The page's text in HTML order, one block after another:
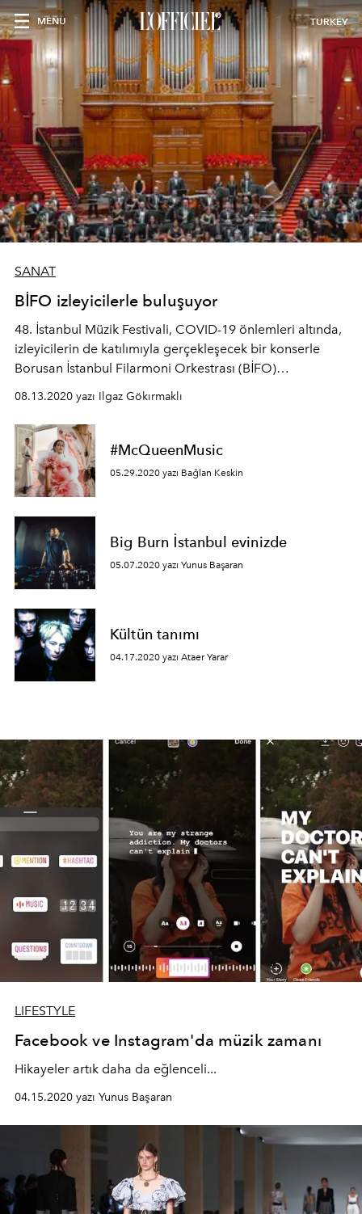
MENU TURKEY
SANAT
BİFO izleyicilerle buluşuyor
48. İstanbul Müzik Festivali, COVID-19 önlemleri altında,
izleyicilerin de katılımıyla gerçekleşecek bir konserle
Borusan İstanbul Filarmoni Orkestrası (BİFO)
müzikseverlerle buluşturmaya hazırlanıyor.
08.13.2020 yazı Ilgaz Gökırmaklı
#McQueenMusic
05.29.2020 yazı Bağlan Keskin
Big Burn İstanbul evinizde
05.07.2020 yazı Yunus Başaran
Kültün tanımı
04.17.2020 yazı Ataer Yarar
LIFESTYLE
Facebook ve Instagram'da müzik zamanı
Hikayeler artık daha da eğlenceli...
04.15.2020 yazı Yunus Başaran